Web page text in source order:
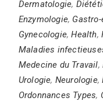
Dermatologie,
Enzymologie,
Gynecologie,Health,
Maladies
Medecine du Travail,
Urologie, Neurologie,
Ordonnances Types,